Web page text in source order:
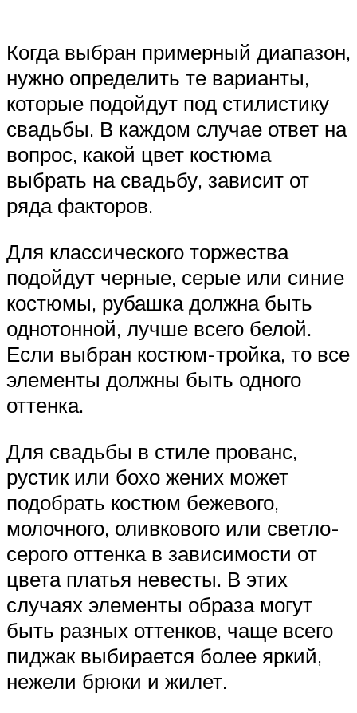
Когда выбран примерный диапазон,
нужно определить те варианты,
которые подойдут под стилистику
свадьбы. В каждом случае ответ на
вопрос, какой цвет костюма
выбрать на свадьбу, зависит от
ряда факторов.
Для классического торжества
подойдут черные, серые или синие
костюмы, рубашка должна быть
однотонной, лучше всего белой.
Если выбран костюм-тройка, то все
элементы должны быть одного
оттенка.
Для свадьбы в стиле прованс,
рустик или бохо жених может
подобрать костюм бежевого,
молочного, оливкового или светло-
серого оттенка в зависимости от
цвета платья невесты. В этих
случаях элементы образа могут
быть разных оттенков, чаще всего
пиджак выбирается более яркий,
нежели брюки и жилет.